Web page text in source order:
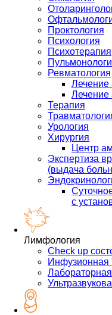
Проктология
Психология
Психотерапия
Ревматология
Лечение
Лечение
Терапия
Урология
Хирургия
Центр
Экспертиза
(выдача
с
Лимфология
Check up
Инфузионная